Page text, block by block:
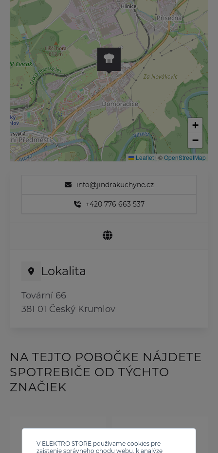
V ELEKTRO STORE používame cookies pre
zaistenie správneho chodu webu, k analýze
info@jindrakuchyne.cz
+420 776 663 537
Lokalita
Tovární 66
381 01 Český Krumlov
+
−
Leaflet | ©OpenStreetMap
NA TEJTO POBOČKE NÁJDETE
SPOTREBIČE OD TÝCHTO
ZNAČIEK